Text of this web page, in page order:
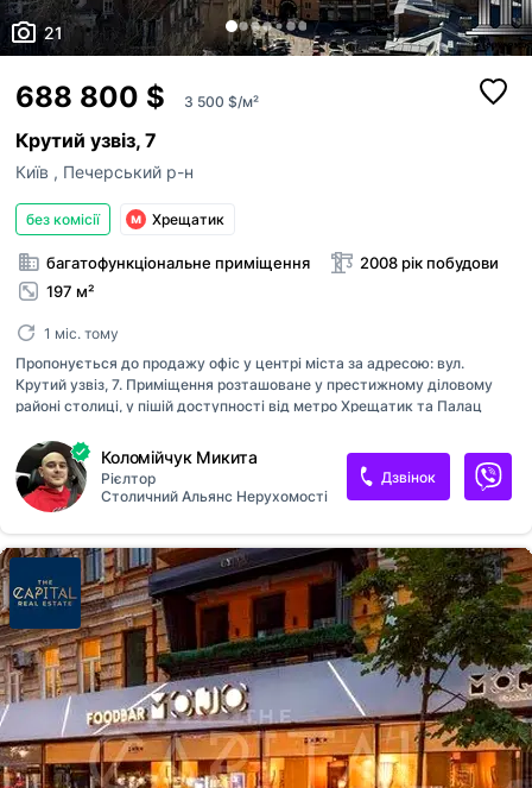
21
688 800 $ 3 500 $/м²
Крутий узвіз, 7
Київ , Печерський р-н
без комісії Хрещатик
багатофункціональне приміщення
197 м²
2008 рік побудови
1 міс. тому
Пропонується до продажу офіс у центрі міста за адресою: вул.
Крутий узвіз, 7. Приміщення розташоване у престижному діловому
районі столиці, у пішій доступності від метро Хрещатик та Палац
ресторани та розвинена міська інфраструктура. Є генератор! Площа:
196,8 м2 Поверх: 9 Висота стелі: до 4-х метрів Кількість ліфтів: 1
вантажний ThyssenKrupp Система кондиціювання: DAIKIN (Японія)
Система опалення: автономна, газові котли RINNAI на кожному
поверсі та бойлер. Найближчі станції метро: Палац Спорту, Площа
Українських Героїв (Льва Толстого),Хрещатик, Театральна. Наявний
паркінг (внутрішній та зовнішній) на 15 авто Житловий фонд Офіс...
Коломійчук Микита
Рієлтор
Столичний Альянс Нерухомості
Дзвінок